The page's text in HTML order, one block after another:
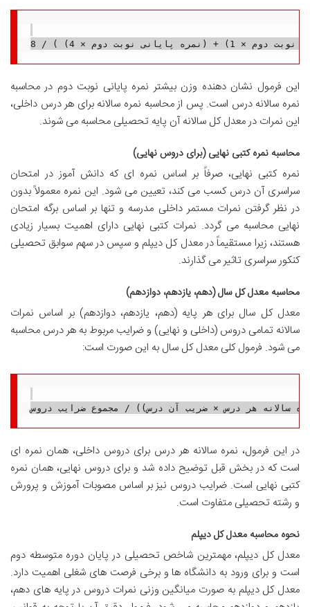
این فرمول نشان دهنده وزن بیشتر نمره پایانی نوبت دوم در محاسبه
نمره سالانه درس است. پس از محاسبه نمره سالانه برای هر درس داخلی،
این نمرات در معدل کل سالانه آن پایه تحصیلی محاسبه می شوند.
محاسبه نمره کتبی نهایی (برای دروس نهایی)
نمره کتبی نهایی، صرفاً بر اساس نمره ای که دانش آموز در امتحان
سراسری آن درس کسب می کند، تعیین می شود. این نمره معمولاً بدون
در نظر گرفتن نمرات مستمر داخلی مدرسه و تنها بر اساس برگه امتحان
نهایی محاسبه می گردد. نمرات کتبی نهایی دارای اهمیت بسیار زیادی
هستند، زیرا مستقیماً در معدل کل دیپلم و سپس در سهم سوابق تحصیلی
کنکور سراسری تاثیر می گذارند.
محاسبه معدل کل سال (دهم، یازدهم، دوازدهم)
معدل کل سال برای هر پایه (دهم، یازدهم، دوازدهم) بر اساس نمرات
سالانه تمامی دروس (داخلی و نهایی) و ضرایب مربوط به هر درس محاسبه
می شود. فرمول کلی معدل کل سال به این صورت است:
در این فرمول، نمره سالانه هر درس برای دروس داخلی، همان نمره ای
است که در بخش قبل توضیح داده شد و برای دروس نهایی، همان نمره
کتبی نهایی است. ضرایب دروس نیز بر اساس مصوبات آموزش و پرورش
و رشته تحصیلی متفاوت است.
نحوه محاسبه معدل کل دیپلم
معدل کل دیپلم، مهمترین شاخص تحصیلی در پایان دوره متوسطه دوم
است و برای ورود به دانشگاه ها و برخی فرصت های شغلی اهمیت دارد.
معدل کل دیپلم به صورت میانگین وزنی نمرات دروس در پایه های دهم،